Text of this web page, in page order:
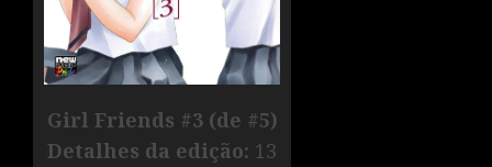
Girl Friends #3 (de #5)
Detalhes da edição: 13